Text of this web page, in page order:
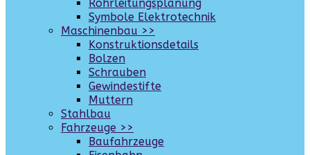
Rohrleitungsplanung
Symbole Elektrotechnik
Maschinenbau >>
Konstruktionsdetails
Bolzen
Schrauben
Gewindestifte
Muttern
Stahlbau
Fahrzeuge >>
Baufahrzeuge